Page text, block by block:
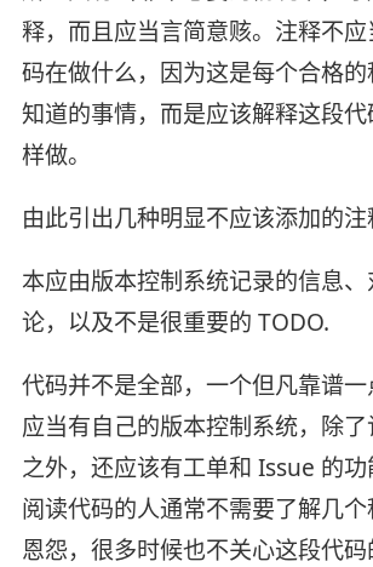
释，而且应当言简意赅。注释不
码在做什么，因为这是每个合格
知道的事情，而是应该解释这段
样做。
由此引出几种明显不应该添加的注
本应由版本控制系统记录的信息
论，以及不是很重要的 TODO.
代码并不是全部，一个但凡靠谱
应当有自己的版本控制系统，除
之外，还应该有工单和 Issue 的功
阅读代码的人通常不需要了解几
恩怨，很多时候也不关心这段代